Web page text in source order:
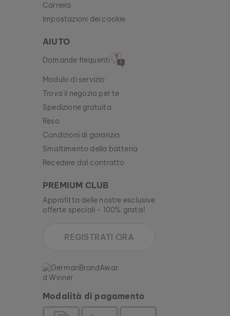
Carriera
Impostazioni dei cookie
AIUTO
Domande frequenti
Modulo di servizio
Trova il negozio per te
Spedizione gratuita
Reso
Condizioni di garanzia
Smaltimento della batteria
Recedere dal contratto
PREMIUM CLUB
Approfitta delle nostre esclusive
offerte speciali - 100% gratis!
REGISTRATI ORA
Modalità di pagamento